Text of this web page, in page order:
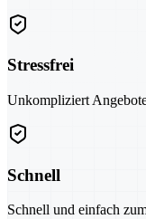
Stressfrei
Unkompliziert
Schnell
Schnell und einfach